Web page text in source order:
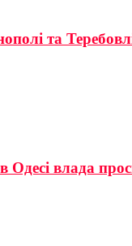
та
Одесі влада